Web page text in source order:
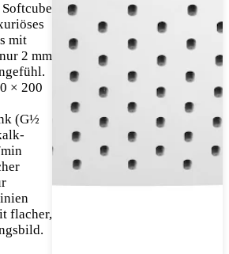
mit
2 mm
× 200
(G½
flacher,